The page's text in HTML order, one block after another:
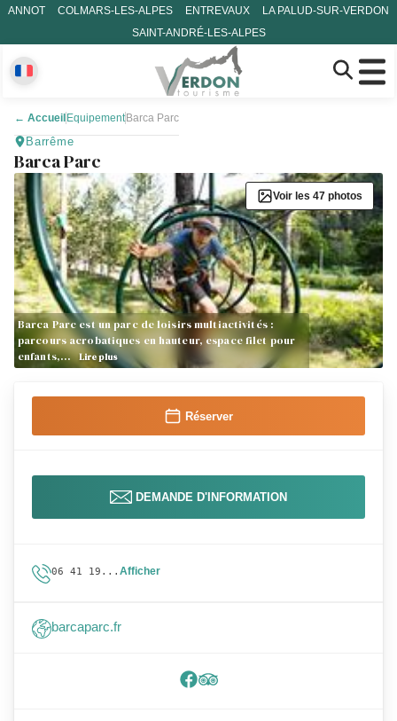
ANNOT COLMARS-LES-ALPES ENTREVAUX
LA PALUD-SUR-VERDON
SAINT-ANDRÉ-LES-ALPES
← Accueil Equipement Barca Parc
Barrême
Barca Parc
Barca Parc est un parc de loisirs multiactivités :
parcours acrobatiques en hauteur, espace filet pour
enfants,… Lire plus
Voir les 47 photos
Réserver
DEMANDE D'INFORMATION
06 41 19... Afficher
barcaparc.fr